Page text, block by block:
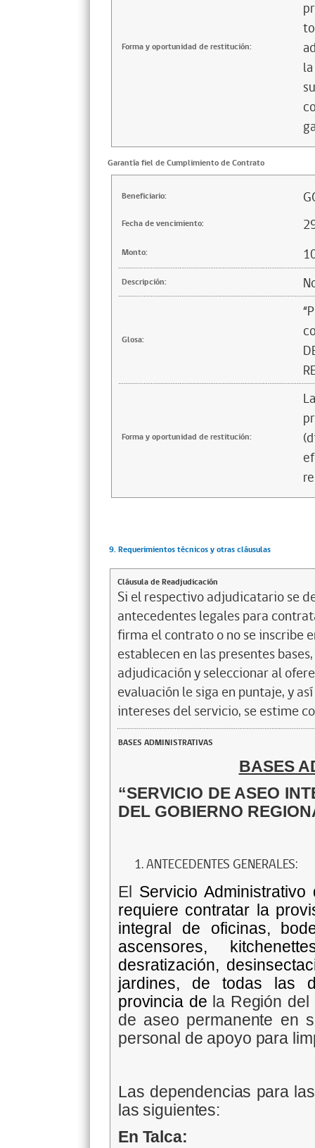
Forma y oportunidad de restitución:
Garantía fiel de Cumplimiento de Contrato
Beneficiario:
Fecha de vencimiento:
Monto:
Descripción:
Glosa:
Forma y oportunidad de restitución:
9. Requerimientos técnicos y otras cláusulas
Cláusula de Readjudicación
Si el respectivo adjudicatario se
antecedentes legales para
firma el contrato o no se inscribe
establecen en las presentes
adjudicación y seleccionar al
evaluación le siga en puntaje, y
intereses del servicio, se estime
BASES ADMINISTRATIVAS
BASES
“SERVICIO DE ASEO
DEL GOBIERNO
ANTECEDENTES GENERALES:
El Servicio
requiere contratar la
integral de oficinas,
ascensores,
desratización,
jardines, de todas las
provincia de la Región del
de aseo permanente en
personal de apoyo para
Las dependencias para
las siguientes:
En Talca: